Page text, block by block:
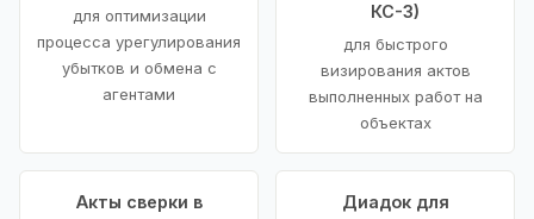
для оптимизации
процесса урегулирования
убытков и обмена с
агентами
КС-3)
для быстрого
визирования актов
выполненных работ на
объектах
Акты сверки в
Диадок для